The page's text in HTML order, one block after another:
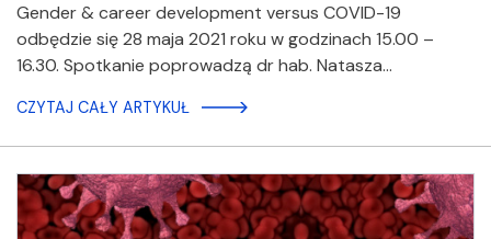
Gender & career development versus COVID-19
odbędzie się 28 maja 2021 roku w godzinach 15.00 –
16.30. Spotkanie poprowadzą dr hab. Natasza…
CZYTAJ CAŁY ARTYKUŁ